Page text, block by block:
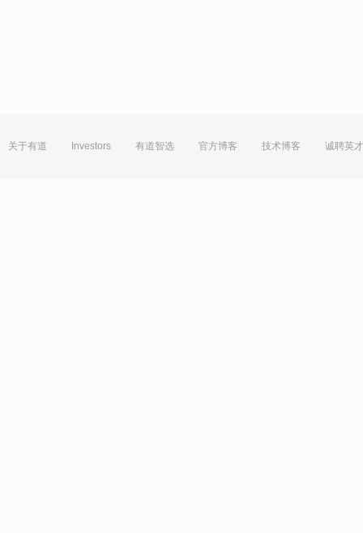
关于有道 Investors 有道智选 官方博客 技术博客 诚聘英才